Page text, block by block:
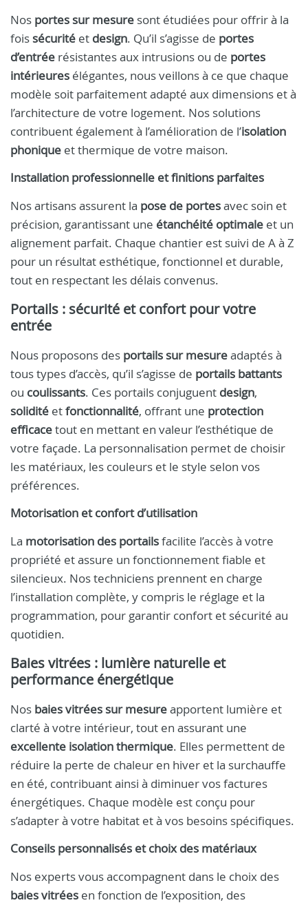
Nos portes sur mesure sont étudiées pour offrir à la
fois sécurité et design. Qu’il s’agisse de portes
d’entrée résistantes aux intrusions ou de portes
intérieures élégantes, nous veillons à ce que chaque
modèle soit parfaitement adapté aux dimensions et à
l’architecture de votre logement. Nos solutions
contribuent également à l’amélioration de l’isolation
phonique et thermique de votre maison.
Installation professionnelle et finitions parfaites
Nos artisans assurent la pose de portesavec soin et
précision, garantissant une étanchéité optimale et un
alignement parfait. Chaque chantier est suivi de A à Z
pour un résultat esthétique, fonctionnel et durable,
tout en respectant les délais convenus.
Portails : sécurité et confort pour votre
entrée
Nous proposons des portails sur mesureadaptés à
tous types d’accès, qu’il s’agisse de portails battants
ou coulissants. Ces portails conjuguent design,
solidité etfonctionnalité, offrant une protection
efficacetout en mettant en valeur l’esthétique de
votre façade. La personnalisation permet de choisir
les matériaux, les couleurs et le style selon vos
préférences.
Motorisation et confort d’utilisation
La motorisation des portailsfacilite l’accès à votre
propriété et assure un fonctionnement fiable et
silencieux. Nos techniciens prennent en charge
l’installation complète, y compris le réglage et la
programmation, pour garantir confort et sécurité au
quotidien.
Baies vitrées : lumière naturelle et
performance énergétique
Nos baies vitrées sur mesureapportent lumière et
clarté à votre intérieur, tout en assurant une
excellente isolation thermique. Elles permettent de
réduire la perte de chaleur en hiver et la surchauffe
en été, contribuant ainsi à diminuer vos factures
énergétiques. Chaque modèle est conçu pour
s’adapter à votre habitat et à vos besoins spécifiques.
Conseils personnalisés et choix des matériaux
Nos experts vous accompagnent dans le choix des
baies vitrées en fonction de l’exposition, des